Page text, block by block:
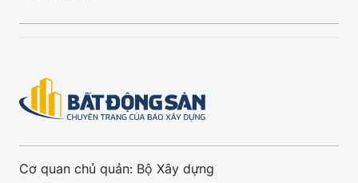
Cơ quan chủ quản: Bộ Xây dựng